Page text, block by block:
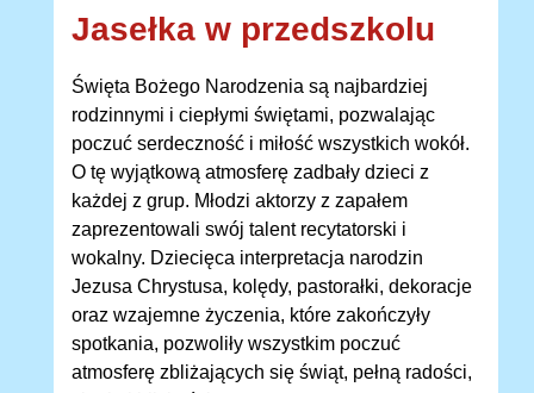
Jasełka w przedszkolu
Święta Bożego Narodzenia są najbardziej
rodzinnymi i ciepłymi świętami, pozwalając
poczuć serdeczność i miłość wszystkich wokół.
O tę wyjątkową atmosferę zadbały dzieci z
każdej z grup. Młodzi aktorzy z zapałem
zaprezentowali swój talent recytatorski i
wokalny. Dziecięca interpretacja narodzin
Jezusa Chrystusa, kolędy, pastorałki, dekoracje
oraz wzajemne życzenia, które zakończyły
spotkania, pozwoliły wszystkim poczuć
atmosferę zbliżających się świąt, pełną radości,